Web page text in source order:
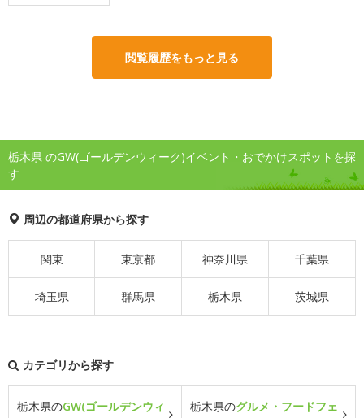
閲覧履歴をもっと見る
栃木県 のGW(ゴールデンウィーク)イベント・おでかけスポットを探
す
周辺の都道府県から探す
関東 東京都 神奈川県 千葉県
埼玉県 群馬県 栃木県 茨城県
カテゴリから探す
栃木県のGW(ゴールデンウィ
栃木県のグルメ・フードフェ